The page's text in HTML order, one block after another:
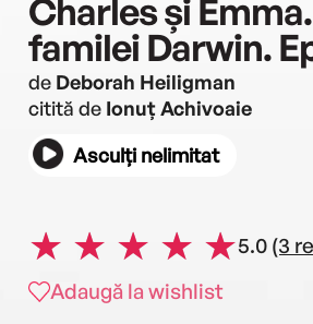
Charles și
familei Darwin.
de Deborah Heiligman
citită de Ionuț Achivoaie
Asculți nelimitat
5.0 (3
Adaugă la wishlist